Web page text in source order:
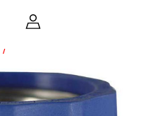
/